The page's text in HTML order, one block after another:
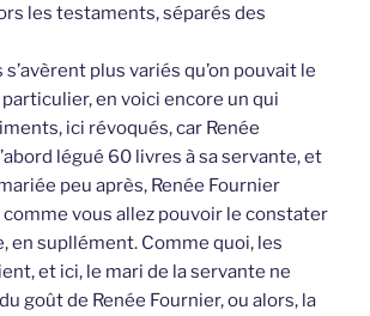
les testaments, séparés des
plus variés qu’on pouvait le
en voici encore un qui
ici révoqués, car Renée
légué 60 livres à sa servante, et
peu après, Renée Fournier
vous allez pouvoir le constater
en supllément. Comme quoi, les
et ici, le mari de la servante ne
goût de Renée Fournier, ou alors, la